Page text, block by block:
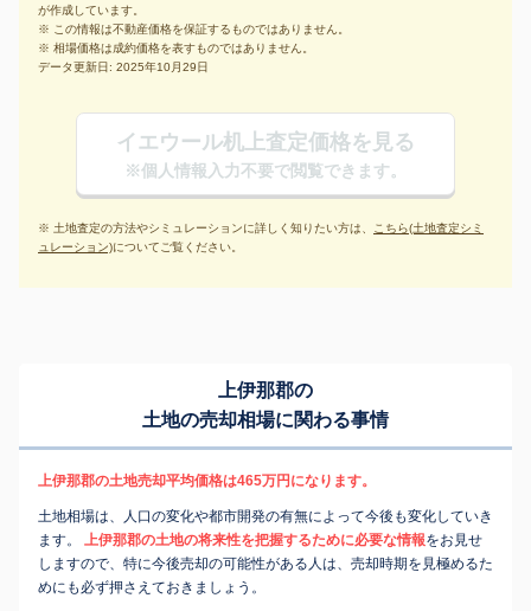
が作成しています。
※ この情報は不動産価格を保証するものではありません。
※ 相場価格は成約価格を表すものではありません。
データ更新日: 2025年10月29日
イエウール机上査定価格を見る
※個人情報入力不要で閲覧できます。
※ 土地査定の方法やシミュレーションに詳しく知りたい方は、 こちら(土地査定シミ
ュレーション)についてご覧ください。
上伊那郡の
土地の売却相場に関わる事情
上伊那郡の土地売却平均価格は465万円になります。
土地相場は、人口の変化や都市開発の有無によって今後も変化していき
ます。
上伊那郡の土地の将来性を把握するために必要な情報をお見せ
しますので、特に今後売却の可能性がある人は、売却時期を見極めるた
めにも必ず押さえておきましょう。